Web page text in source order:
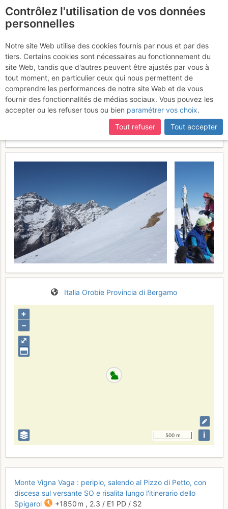
Monte Vigna Vaga :
periplo, salendo al Pizzo di
Petto, con discesa sul
versante SO e risalita lungo
l'itinerario dello Spigarol
Italia Orobie Provincia di Bergamo
⤢
+
–
500 m i
Monte Vigna Vaga : periplo, salendo al Pizzo di Petto, con
discesa sul versante SO e risalita lungo l'itinerario dello
Spigarol
+1850 m , 2.3 / E1 PD / S2
Contrôlez l'utilisation de vos données
personnelles
Notre site Web utilise des cookies fournis par nous et par des
tiers. Certains cookies sont nécessaires au fonctionnement du
site Web, tandis que d'autres peuvent être ajustés par vous à
tout moment, en particulier ceux qui nous permettent de
comprendre les performances de notre site Web et de vous
fournir des fonctionnalités de médias sociaux. Vous pouvez les
accepter ou les refuser tous ou bien paramétrer vos choix.
Tout refuser
Tout accepter